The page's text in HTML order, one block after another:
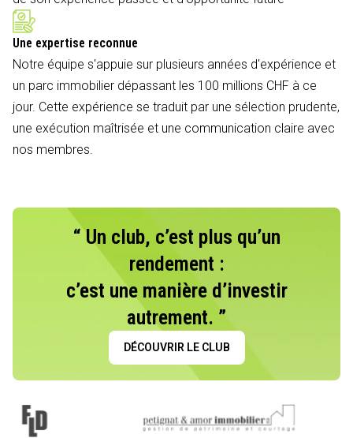
Une expertise reconnue
Notre équipe s'appuie sur plusieurs années d'expérience et
un parc immobilier dépassant les 100 millions CHF à ce
jour. Cette expérience se traduit par une sélection prudente,
une exécution maîtrisée et une communication claire avec
nos membres.
“ Un club, c’est plus qu’un
rendement :
c’est une manière d’investir
autrement. ”
DÉCOUVRIR LE CLUB